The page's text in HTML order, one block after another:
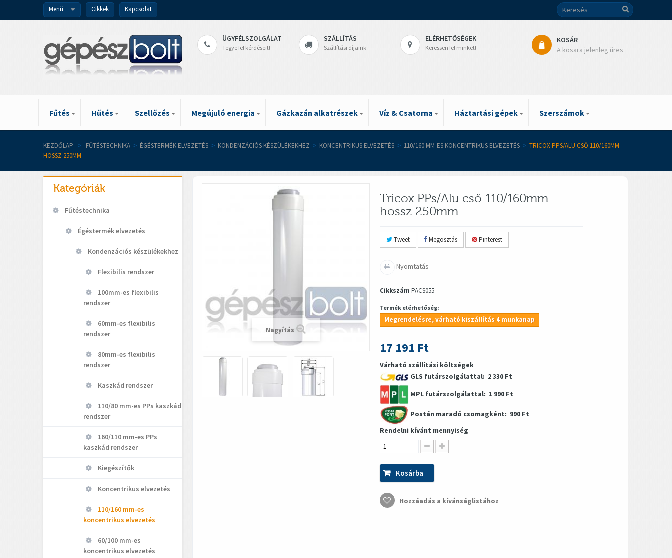
Menü Cikkek Kapcsolat
ÜGYFÉLSZOLGÁLAT
Tegye fel kérdéseit!
SZÁLLÍTÁS
Szállítási díjaink
ELÉRHETŐSÉGEK
Keressen fel minket!
KOSÁR
A kosara jelenleg üres
Fűtés Hűtés Szellőzés Megújuló energia Gázkazán alkatrészek Víz & Csatorna Háztartási gépek Szerszámok
KEZDŐLAP > FŰTÉSTECHNIKA > ÉGÉSTERMÉK ELVEZETÉS > KONDENZÁCIÓS KÉSZÜLÉKEKHEZ > KONCENTRIKUS ELVEZETÉS > 110/160 MM-ES KONCENTRIKUS ELVEZETÉS > TRICOX PPS/ALU CSŐ 110/160MM
HOSSZ 250MM
Kategóriák
Fűtéstechnika
Égéstermék elvezetés
Kondenzációs készülékekhez
Flexibilis rendszer
100mm-es flexibilis
rendszer
60mm-es flexibilis
rendszer
80mm-es flexibilis
rendszer
Kaszkád rendszer
110/80 mm-es PPs kaszkád
rendszer
160/110 mm-es PPs
kaszkád rendszer
Kiegészítők
Koncentrikus elvezetés
110/160 mm-es
koncentrikus elvezetés
60/100 mm-es
koncentrikus elvezetés
Nagyítás
Tricox PPs/Alu cső 110/160mm
hossz 250mm
Tweet Megosztás Pinterest
Nyomtatás
Cikkszám PACS055
Termék elérhetőség:
Megrendelésre, várható kiszállítás 4 munkanap
17 191 Ft
Várható szállítási költségek
GLS futárszolgálattal: 2 330 Ft
MPL futárszolgálattal: 1 990 Ft
Postán maradó csomagként: 990 Ft
Rendelni kívánt mennyiség
Kosárba
Hozzáadás a kívánságlistához